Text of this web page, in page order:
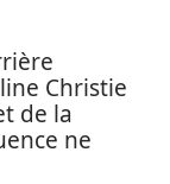
Christie
de la
ne